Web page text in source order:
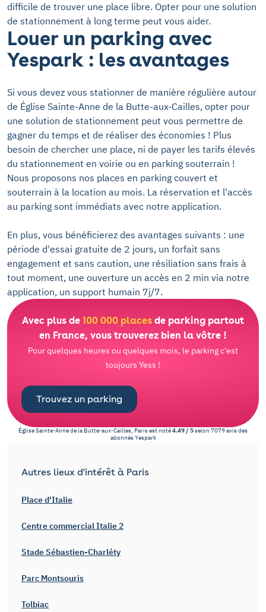
difficile de trouver une place libre. Opter pour une solution
de stationnement à long terme peut vous aider.
Louer un parking avec
Yespark : les avantages
Si vous devez vous stationner de manière régulière autour
de Église Sainte-Anne de la Butte-aux-Cailles, opter pour
une solution de stationnement peut vous permettre de
gagner du temps et de réaliser des économies ! Plus
besoin de chercher une place, ni de payer les tarifs élevés
du stationnement en voirie ou en parking souterrain !
Nous proposons nos places en parking couvert et
souterrain à la location au mois. La réservation et l'accès
au parking sont immédiats avec notre application.
En plus, vous bénéficierez des avantages suivants : une
période d'essai gratuite de 2 jours, un forfait sans
engagement et sans caution, une résiliation sans frais à
tout moment, une ouverture un accès en 2 min via notre
application, un support humain 7j/7.
Avec plus de 100 000 places de parking partout
en France, vous trouverez bien la vôtre !
Pour quelques heures ou quelques mois, le parking c'est
toujours Yess !
Trouvez un parking
Église Sainte-Anne de la Butte-aux-Cailles, Parisest noté4.49/ 5selon 7079avis des
abonnésYespark
Autres lieux d'intérêt à Paris
Place d'Italie
Centre commercial Italie 2
Stade Sébastien-Charléty
Parc Montsouris
Tolbiac